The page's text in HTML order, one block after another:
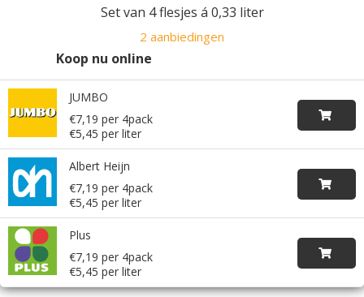
Set van 4 flesjes á 0,33 liter
2 aanbiedingen
Koop nu online
JUMBO
€7,19 per 4pack
€5,45 per liter
Albert Heijn
€7,19 per 4pack
€5,45 per liter
Plus
€7,19 per 4pack
€5,45 per liter